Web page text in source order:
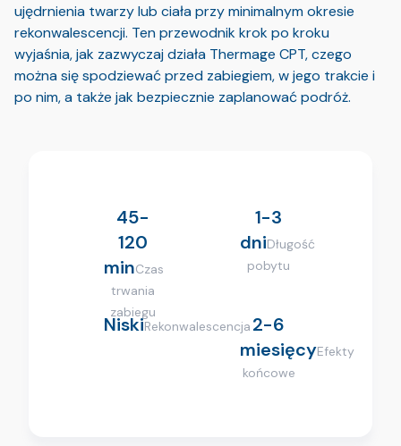
ujędrnienia twarzy lub ciała przy minimalnym okresie
rekonwalescencji. Ten przewodnik krok po kroku
wyjaśnia, jak zazwyczaj działa Thermage CPT, czego
można się spodziewać przed zabiegiem, w jego trakcie i
po nim, a także jak bezpiecznie zaplanować podróż.
45-
120
minCzas
trwania
zabiegu
1-3
dniDługość
pobytu
NiskiRekonwalescencja 2-6
miesięcyEfekty
końcowe